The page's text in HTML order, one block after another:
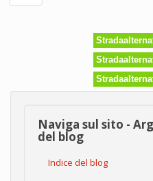
Naviga sul sito -
del blog
Indice del blog